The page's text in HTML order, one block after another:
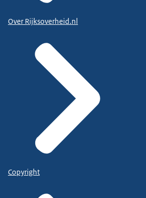
Over Rijksoverheid.nl
Copyright